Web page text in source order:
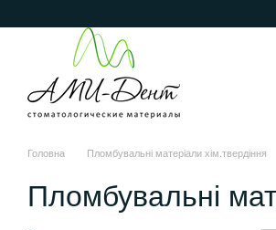
Головна Пломбувальні матеріали хім.твердіння
Пломбувальні